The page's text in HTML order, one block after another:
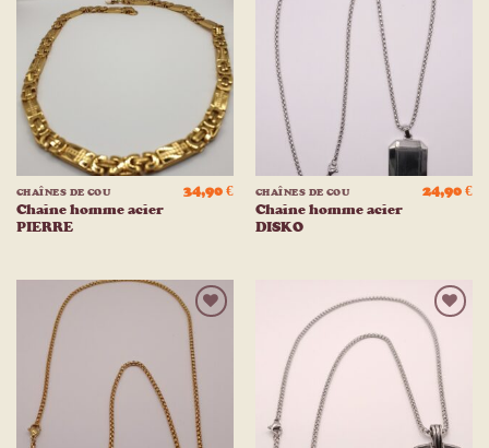
Ajouter
à la
liste
d’envies
CHAÎNES DE COU
Chaine homme acier
PIERRE
34,90€
Ajouter
à la
liste
d’envies
CHAÎNES DE COU
Chaine homme acier
DISKO
24,90€
Ajouter
à la
liste
d’envies
Ajouter
à la
liste
d’envies